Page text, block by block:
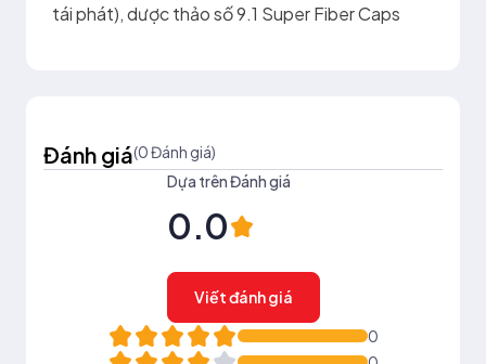
tái phát), dược thảo số9.1 Super Fiber Caps
Đánh giá(0 Đánh giá)
Dựa trên Đánh giá
0.0
Viết đánh giá
0